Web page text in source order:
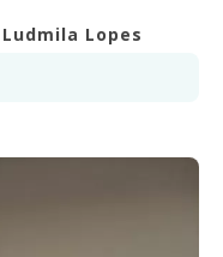
Ludmila Lopes